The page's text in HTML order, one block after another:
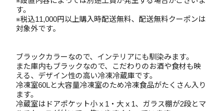
す。
※税込11,000円以上購入時配送無料、配送無料クーポンは
対象外です。
ブラックカラーなので、インテリアにも馴染みます。
また庫内もブラックなので、こだわりのお酒や食材も映
える、デザイン性の高い冷凍冷蔵庫です。
冷凍室60Lと大容量冷凍室のため冷凍食品がたくさん入り
ます。
冷蔵室はドアポケット小ｘ1・大ｘ1、ガラス棚が2段とマ